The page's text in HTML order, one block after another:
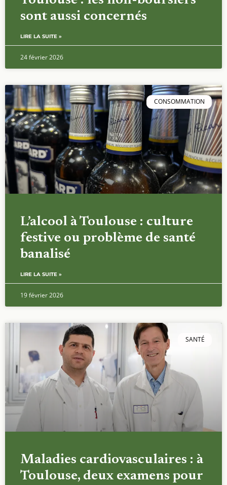
sont aussi concernés
LIRE LA SUITE »
24 février 2026
CONSOMMATION
L’alcool à Toulouse : culture
festive ou problème de santé
banalisé
LIRE LA SUITE »
19 février 2026
SANTÉ
Maladies cardiovasculaires : à
Toulouse, deux examens pour